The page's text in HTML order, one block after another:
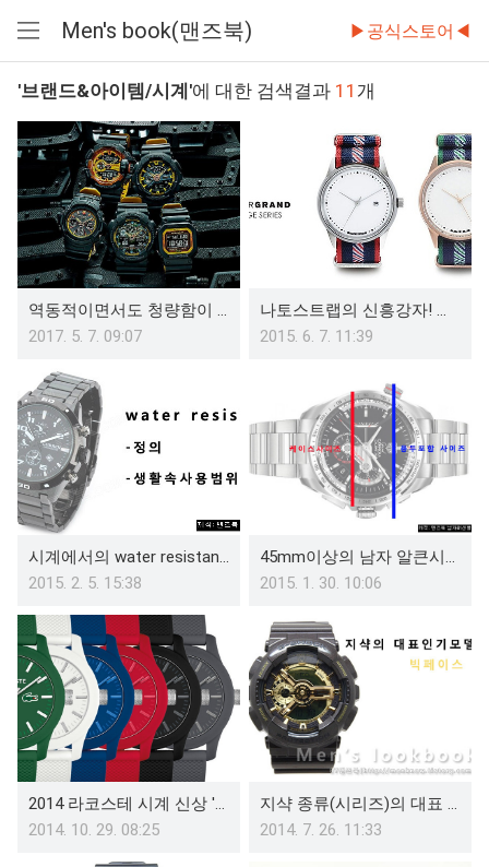
메
뉴
Men's book(맨즈북) ▶공식스토어◀
'브랜드&아이템/시계'에 대한 검색결과 11 개
역동적이면서도 청량함이 돋보였던 지샥 2017 신상품들(G-shock New)
2017. 5. 7. 09:07
나토스트랩의 신흥강자! 하이퍼그랜드 시계 15 college series
2015. 6. 7. 11:39
시계에서의 water resistant(방수기능)의 정의와 생활속 사용 범위
2015. 2. 5. 15:38
45mm이상의 남자 알큰시계 브랜드 아이템 품목
2015. 1. 30. 10:06
2014 라코스테 시계 신상 '12.12'(Lacoste watch)
2014. 10. 29. 08:25
지샥 종류(시리즈)의 대표 인기모델 정리(Gshock series)
2014. 7. 26. 11:33